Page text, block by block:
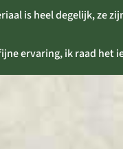
is heel degelijk, ze
ervaring, ik raad het